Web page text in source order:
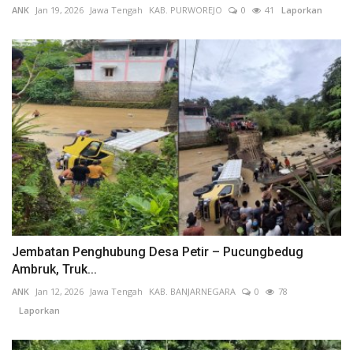
ANK Jan 19, 2026 Jawa Tengah KAB. PURWOREJO 0 41 Laporkan
Jembatan Penghubung Desa Petir – Pucungbedug
Ambruk, Truk...
ANK Jan 12, 2026 Jawa Tengah KAB. BANJARNEGARA 0
78
Laporkan